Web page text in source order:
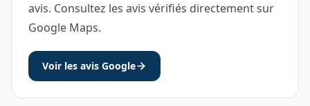
avis. Consultez les avis vérifiés directement sur
Google Maps.
Voir les avis Google